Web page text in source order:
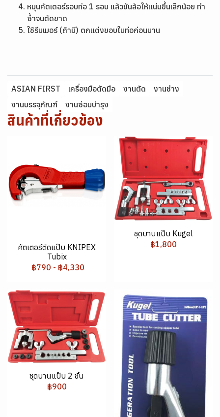
หมุนคัตเตอร์รอบท่อ 1 รอบ แล้วขันล้อให้แน่นขึ้นเล็กน้อย ทำ
ซ้ำจนตัดขาด
ใช้รีมเมอร์ (ถ้ามี) ตกแต่งขอบในท่อก่อนบาน
ASIAN FIRST เครื่องมือตัดมือ งานตัด
งานช่าง
งานบรรจุภัณฑ์
งานซ่อมบำรุง
สินค้าที่เกี่ยวข้อง
คัตเตอร์ตัดแป๊บ KNIPEX
Tubix
฿790 - ฿4,330
ชุดบานแป๊บ Kugel
฿1,800
ชุดบานแป๊บ 2 ชั้น
฿900